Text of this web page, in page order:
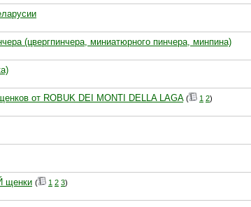
(цвергпинчера, миниатюрного пинчера, минпина)
от ROBUK DEI MONTI DELLA LAGA ( 1 2)
щенки ( 1 2 3)